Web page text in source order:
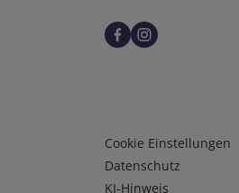
Infos 3
Cookie Einstellungen
Datenschutz
KI-Hinweis